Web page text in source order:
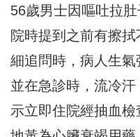
56歲男士因嘔吐拉
院時提到之前有擦
細追問時，病人生氣
並在急診時，流冷
示立即住院經抽血